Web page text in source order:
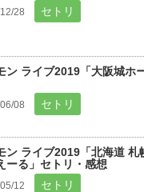
28 セトリ
ン ライブ2019「大阪城ホ
08 セトリ
ン ライブ2019「北海道 札
ーる」セトリ・感想
12 セトリ